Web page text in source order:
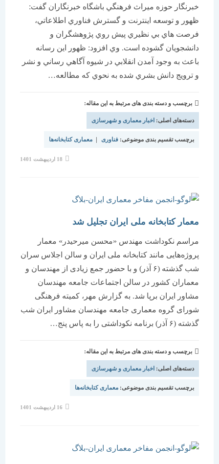
خبرنگار حوزه ميراث فرهنگي باشگاه خبرنگاران گفت:
ظهور و توسعه اينترنت و گسترش فناوري اطلاعاتي،
فرصت هاي بي نظيري پيش روي پژوهشگران و
دانشجويان گشوده است. وي افزود: ظهور اين رسانه
باعث به وجود آمدن انقلابي در شيوه آگاهي رساني و نشر
و ترويج دانش بشري شده به نحوي كه مطالعه…
برچسب و دسته بندی های مرتبط به این مقاله:
دسته‌های اصلی:اخبار معماری و شهرسازی
برچسب تقسیم بندی موضوعی:فناوری | معماری کتابخانه‌ها
معمار کتابخانه ملی ایران تجلیل شد
مراسم نکوداشت مهندس «محسن میرحیدر» معمار
پروژه‌هایی مانند کتابخانه ملی ایران و سالن اجلاس سران
شب گذشته (۶ آذر) و با حضور جمع زیادی از مهندسان و
معماران کشور در سالن اجتماعات جامعه مهندسان
مشاور ایران برپا شد. به گزارش مهر، کمیته فرهنگی
شورای گروه معماری جامعه مهندسان مشاور ایران شب
گذشته (۶ آذر) برنامه نکوداشتی را به پاس پنج…
برچسب و دسته بندی های مرتبط به این مقاله:
دسته‌های اصلی:اخبار معماری و شهرسازی
برچسب تقسیم بندی موضوعی:معماری کتابخانه‌ها